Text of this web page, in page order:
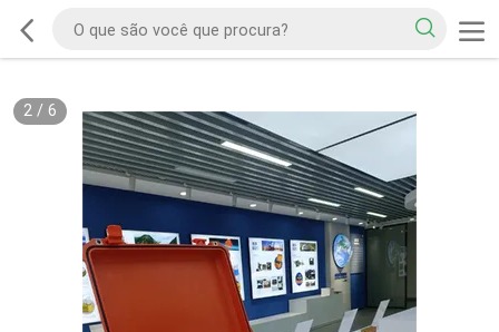
2/ 6